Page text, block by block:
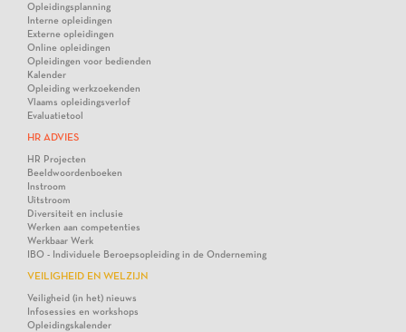
Opleidingsplanning
Interne opleidingen
Externe opleidingen
Online opleidingen
Opleidingen voor bedienden
Kalender
Opleiding werkzoekenden
Vlaams opleidingsverlof
Evaluatietool
HR ADVIES
HR Projecten
Beeldwoordenboeken
Instroom
Uitstroom
Diversiteit en inclusie
Werken aan competenties
Werkbaar Werk
IBO - Individuele Beroepsopleiding in de Onderneming
VEILIGHEID EN WELZIJN
Veiligheid (in het) nieuws
Infosessies en workshops
Opleidingskalender